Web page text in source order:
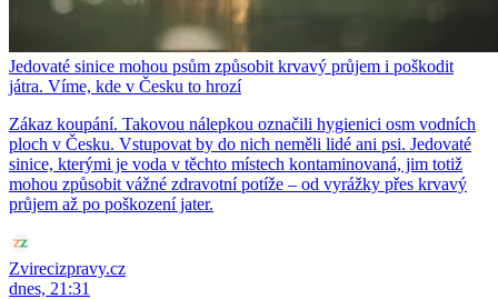
Jedovaté sinice mohou psům způsobit krvavý průjem i poškodit
játra. Víme, kde v Česku to hrozí
Zákaz koupání. Takovou nálepkou označili hygienici osm vodních
ploch v Česku. Vstupovat by do nich neměli lidé ani psi. Jedovaté
sinice, kterými je voda v těchto místech kontaminovaná, jim totiž
mohou způsobit vážné zdravotní potíže – od vyrážky přes krvavý
průjem až po poškození jater.
Zvirecizpravy.cz
dnes, 21:31